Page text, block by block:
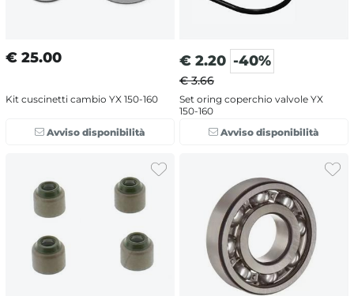
€ 25.00
Kit cuscinetti cambio YX 150-160
Avviso disponibilità
€ 2.20 -40%
€ 3.66
Set oring coperchio valvole YX
150-160
Avviso disponibilità